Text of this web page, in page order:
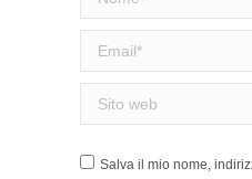
Email *
Sito web
Salva il mio nome,